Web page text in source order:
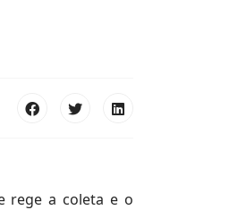
rege a coleta e o